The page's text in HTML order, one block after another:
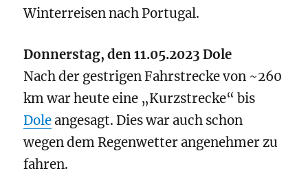
Winterreisen nach Portugal.
Donnerstag, den 11.05.2023 Dole
Nach der gestrigen Fahrstrecke von ~260
km war heute eine „Kurzstrecke“ bis
Doleangesagt. Dies war auch schon
wegen dem Regenwetter angenehmer zu
fahren.